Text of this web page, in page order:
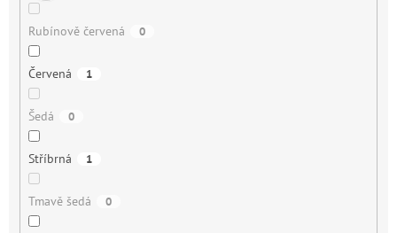
Rubínově červená 0
Červená 1
Šedá 0
Stříbrná 1
Tmavě šedá 0